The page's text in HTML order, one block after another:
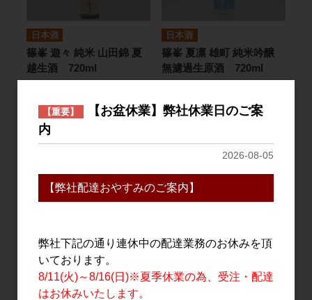
日本酒
篠峯 遊々 純米 山田錦 夏
越生酒 720ml
日本酒
篠峯 夏凛 雄町 純米吟醸
無濾過生原酒 720ml
日本酒
篠峯 夏凛 雄町 純米吟醸
無濾過生原酒 1.8L
大倉 Limone BIANCO
【重要】
【お盆休業】弊社休業日のご案
内
2026-08-05
【弊社配達おやすみのご案内】
弊社下記の通り連休中の配達業務のお休みを頂
いております。
8/11(火)～8/16(日)※夏季休業の為、受注・配達
はお休みいたします。